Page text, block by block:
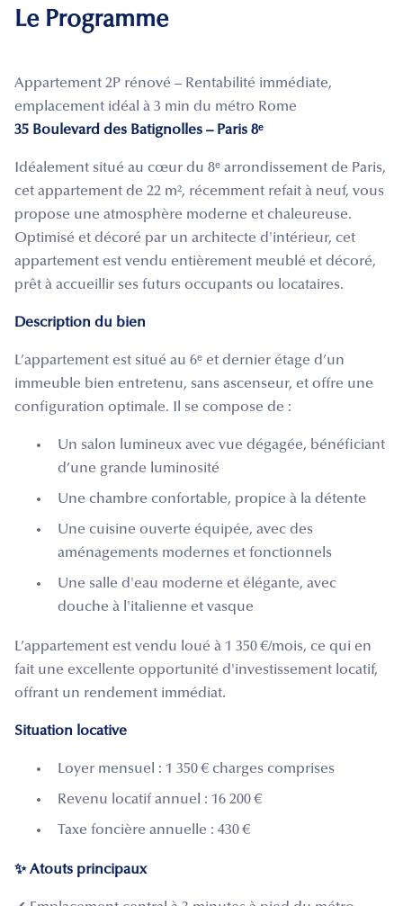
Le Programme
Appartement 2P rénové – Rentabilité immédiate,
emplacement idéal à 3 min du métro Rome
35 Boulevard des Batignolles – Paris 8ᵉ
Idéalement situé au cœur du 8ᵉ arrondissement de Paris,
cet appartement de 22 m², récemment refait à neuf, vous
propose une atmosphère moderne et chaleureuse.
Optimisé et décoré par un architecte d'intérieur, cet
appartement est vendu entièrement meublé et décoré,
prêt à accueillir ses futurs occupants ou locataires.
Description du bien
L’appartement est situé au 6ᵉ et dernier étage d’un
immeuble bien entretenu, sans ascenseur, et offre une
configuration optimale. Il se compose de :
Un salon lumineux avec vue dégagée, bénéficiant
d’une grande luminosité
Une chambre confortable, propice à la détente
Une cuisine ouverte équipée, avec des
aménagements modernes et fonctionnels
Une salle d'eau moderne et élégante, avec
douche à l'italienne et vasque
L’appartement est vendu loué à 1 350 €/mois, ce qui en
fait une excellente opportunité d'investissement locatif,
offrant un rendement immédiat.
Situation locative
Loyer mensuel : 1 350 € charges comprises
Revenu locatif annuel : 16 200 €
Taxe foncière annuelle : 430 €
✨ Atouts principaux